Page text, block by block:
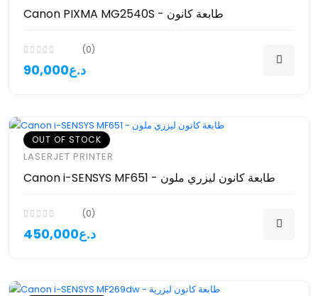
Canon PIXMA MG2540S - طابعة كانون
(0)
90,000د.ع
OUT OF STOCK
LASERJET PRINTER
Canon i-SENSYS MF651 - طابعة كانون ليزري ملون
(0)
450,000د.ع